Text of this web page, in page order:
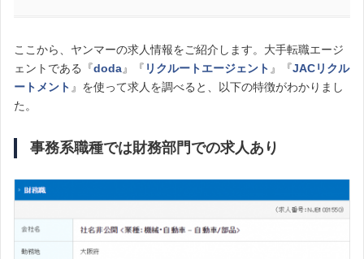
ここから、ヤンマーの求人情報をご紹介します。大手転職エージ
ェントである『doda』『 リクルートエージェント 』『JACリクル
ートメント 』を使って求人を調べると、以下の特徴がわかりまし
た。
事務系職種では財務部門での求人あり